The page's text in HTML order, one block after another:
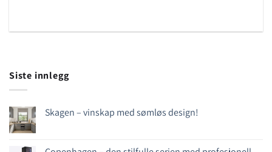
Siste innlegg
Skagen – vinskap med sømløs design!